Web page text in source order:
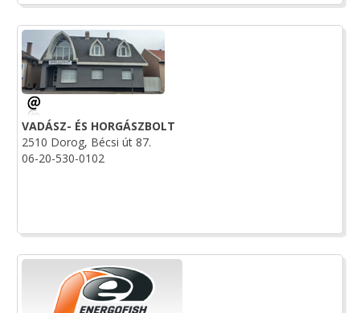
VADÁSZ- ÉS HORGÁSZBOLT
2510 Dorog, Bécsi út 87.
06-20-530-0102